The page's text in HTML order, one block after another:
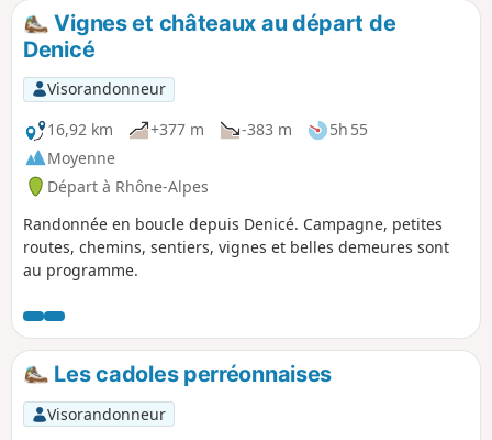
Vignes et châteaux au départ de
Denicé
Visorandonneur
16,92 km
+377 m -383 m
5h 55
Moyenne
Départ à Rhône-Alpes
Randonnée en boucle depuis Denicé. Campagne, petites
routes, chemins, sentiers, vignes et belles demeures sont
au programme.
Les cadoles perréonnaises
Visorandonneur